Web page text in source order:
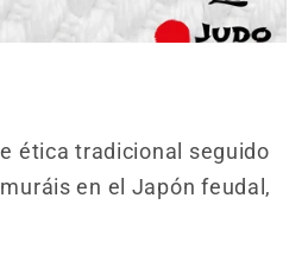
ética tradicional seguido
en el Japón feudal,